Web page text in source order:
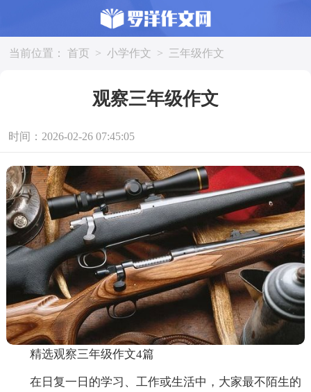
当前位置： 首页 > 小学作文 > 三年级作文
观察三年级作文
时间：2026-02-26 07:45:05
精选观察三年级作文4篇
在日复一日的学习、工作或生活中，大家最不陌生的